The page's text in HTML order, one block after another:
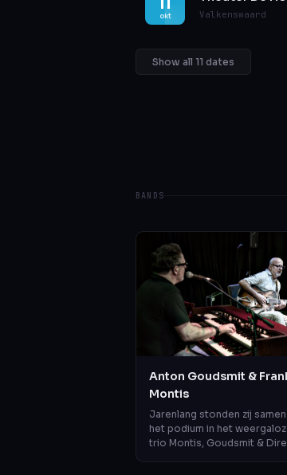
11
okt Valkenswaard
Show all 11 dates
BANDS
Anton Goudsmit &
Montis
Jarenlang stonden zij
het podium in het
trio Montis, Goudsmit &